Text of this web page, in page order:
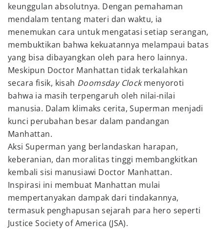
keunggulan absolutnya. Dengan pemahaman
mendalam tentang materi dan waktu, ia
menemukan cara untuk mengatasi setiap serangan,
membuktikan bahwa kekuatannya melampaui batas
yang bisa dibayangkan oleh para hero lainnya.
Meskipun Doctor Manhattan tidak terkalahkan
secara fisik, kisah Doomsday Clockmenyoroti
bahwa ia masih terpengaruh oleh nilai-nilai
manusia. Dalam klimaks cerita, Superman menjadi
kunci perubahan besar dalam pandangan
Manhattan.
Aksi Superman yang berlandaskan harapan,
keberanian, dan moralitas tinggi membangkitkan
kembali sisi manusiawi Doctor Manhattan.
Inspirasi ini membuat Manhattan mulai
mempertanyakan dampak dari tindakannya,
termasuk penghapusan sejarah para hero seperti
Justice Society of America (JSA).